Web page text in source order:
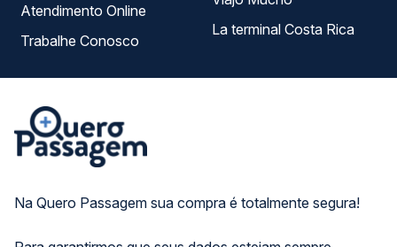
Na Quero Passagem sua compra é totalmente segura!
Atendimento Online
Trabalhe Conosco
La terminal Costa Rica